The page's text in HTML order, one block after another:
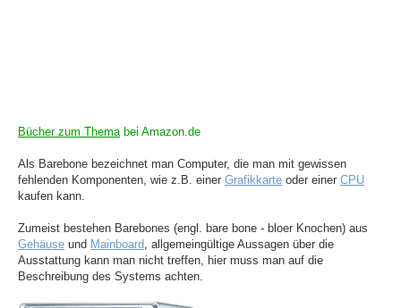
Bücher zum Themabei Amazon.de
Als Barebone bezeichnet man Computer, die man mit gewissen
fehlenden Komponenten, wie z.B. einer Grafikkarte oder einer CPU
kaufen kann.
Zumeist bestehen Barebones (engl. bare bone - bloer Knochen) aus
Gehäuse und Mainboard, allgemeingültige Aussagen über die
Ausstattung kann man nicht treffen, hier muss man auf die
Beschreibung des Systems achten.